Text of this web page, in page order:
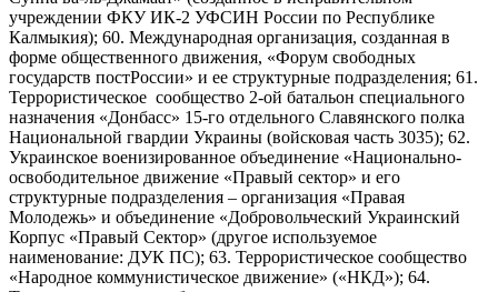
учреждении ФКУ ИК-2 УФСИН России по Республике
Калмыкия); 60. Международная организация, созданная в
форме общественного движения, «Форум свободных
государств постРоссии» и ее структурные подразделения; 61.
Террористическое сообщество 2-ой батальон специального
назначения «Донбасс» 15-го отдельного Славянского полка
Национальной гвардии Украины (войсковая часть 3035); 62.
Украинское военизированное объединение «Национально-
освободительное движение «Правый сектор» и его
структурные подразделения – организация «Правая
Молодежь» и объединение «Добровольческий Украинский
Корпус «Правый Сектор» (другое используемое
наименование: ДУК ПС); 63. Террористическое сообщество
«Народное коммунистическое движение» («НКД»); 64.